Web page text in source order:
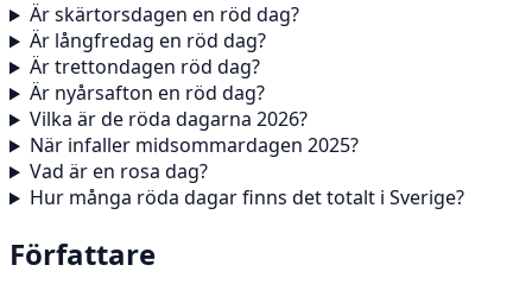
Är skärtorsdagen en röd dag?
Är långfredag en röd dag?
Är trettondagen röd dag?
Är nyårsafton en röd dag?
Vilka är de röda dagarna 2026?
När infaller midsommardagen 2025?
Vad är en rosa dag?
Hur många röda dagar finns det totalt i Sverige?
Författare